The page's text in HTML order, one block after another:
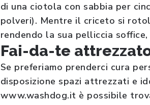
di una ciotola con sabbia per
polveri). Mentre il criceto si
rendendo la sua pelliccia
Fai-da-te
Se preferiamo prenderci cura
disposizione spazi attrezzati e
www.washdog.it è possibile